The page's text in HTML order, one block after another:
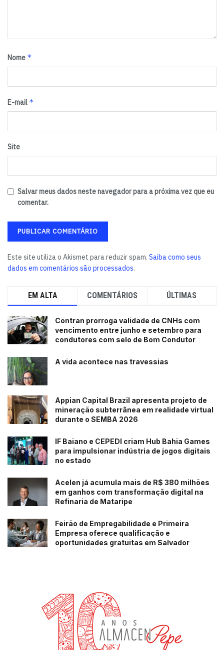
Nome *
E-mail *
Site
Salvar meus dados neste navegador para a próxima vez que eu
comentar.
Este site utiliza o Akismet para reduzir spam. Saiba como seus
dados em comentários são processados.
EM ALTA COMENTÁRIOS ÚLTIMAS
Contran prorroga validade de CNHs com
vencimento entre junho e setembro para
condutores com selo de Bom Condutor
A vida acontece nas travessias
Appian Capital Brazil apresenta projeto de
mineração subterrânea em realidade virtual
durante o SEMBA 2026
IF Baiano e CEPEDI criam Hub Bahia Games
para impulsionar indústria de jogos digitais
no estado
Acelen já acumula mais de R$ 380 milhões
em ganhos com transformação digital na
Refinaria de Mataripe
Feirão de Empregabilidade e Primeira
Empresa oferece qualificação e
oportunidades gratuitas em Salvador